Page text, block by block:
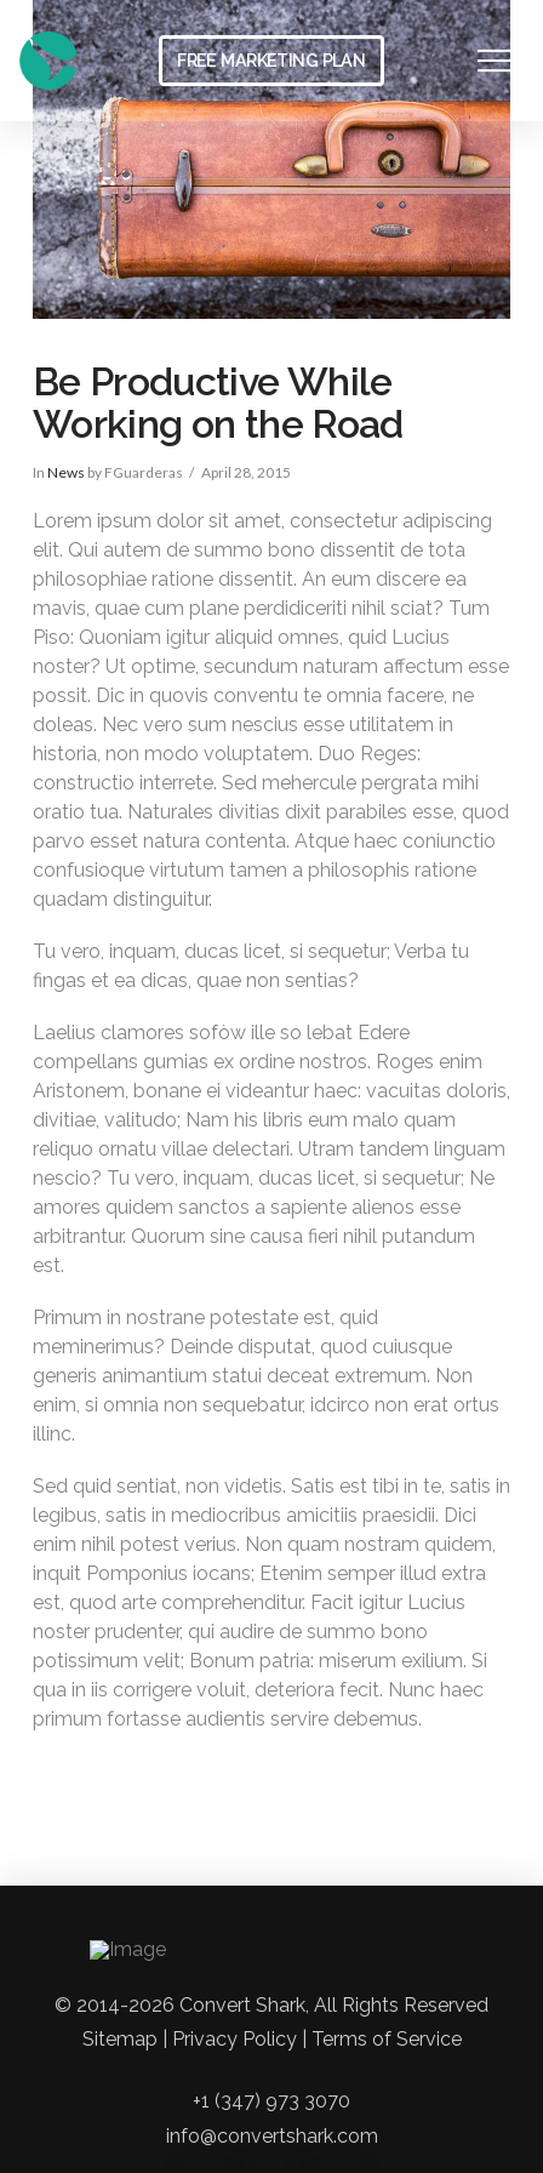
FREE MARKETING PLAN
Be Productive While
Working on the Road
In News by FGuarderas April 28, 2015
Lorem ipsum dolor sit amet, consectetur adipiscing
elit. Qui autem de summo bono dissentit de tota
philosophiae ratione dissentit. An eum discere ea
mavis, quae cum plane perdidiceriti nihil sciat? Tum
Piso: Quoniam igitur aliquid omnes, quid Lucius
noster? Ut optime, secundum naturam affectum esse
possit. Dic in quovis conventu te omnia facere, ne
doleas. Nec vero sum nescius esse utilitatem in
historia, non modo voluptatem. Duo Reges:
constructio interrete. Sed mehercule pergrata mihi
oratio tua. Naturales divitias dixit parabiles esse, quod
parvo esset natura contenta. Atque haec coniunctio
confusioque virtutum tamen a philosophis ratione
quadam distinguitur.
Tu vero, inquam, ducas licet, si sequetur; Verba tu
fingas et ea dicas, quae non sentias?
Laelius clamores sofòw ille so lebat Edere
compellans gumias ex ordine nostros. Roges enim
Aristonem, bonane ei videantur haec: vacuitas doloris,
divitiae, valitudo; Nam his libris eum malo quam
reliquo ornatu villae delectari. Utram tandem linguam
nescio? Tu vero, inquam, ducas licet, si sequetur; Ne
amores quidem sanctos a sapiente alienos esse
arbitrantur. Quorum sine causa fieri nihil putandum
est.
Primum in nostrane potestate est, quid
meminerimus? Deinde disputat, quod cuiusque
generis animantium statui deceat extremum. Non
enim, si omnia non sequebatur, idcirco non erat ortus
illinc.
Sed quid sentiat, non videtis. Satis est tibi in te, satis in
legibus, satis in mediocribus amicitiis praesidii. Dici
enim nihil potest verius. Non quam nostram quidem,
inquit Pomponius iocans; Etenim semper illud extra
est, quod arte comprehenditur. Facit igitur Lucius
noster prudenter, qui audire de summo bono
potissimum velit; Bonum patria: miserum exilium. Si
qua in iis corrigere voluit, deteriora fecit. Nunc haec
primum fortasse audientis servire debemus.
© 2014-2026 Convert Shark, All Rights Reserved
Sitemap | Privacy Policy | Terms of Service
+1 (347) 973 3070
info@convertshark.com